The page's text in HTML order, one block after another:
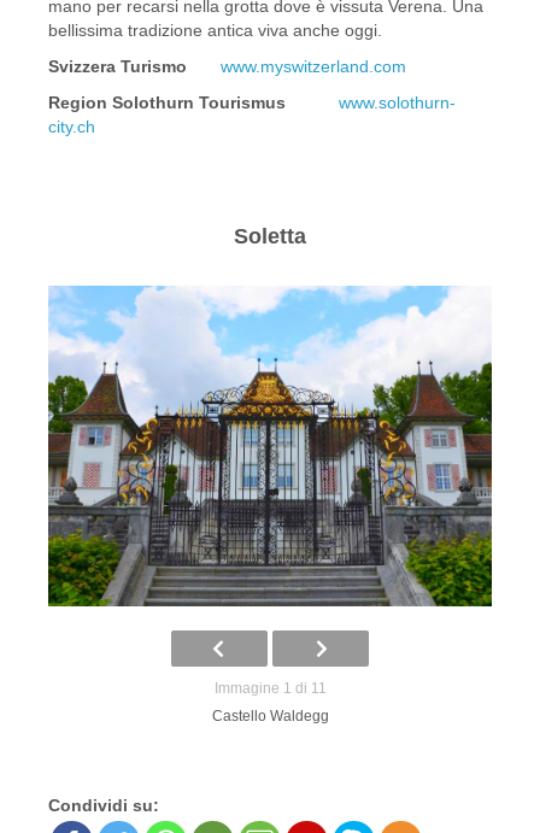
mano per recarsi nella grotta dove è vissuta Verena. Una
bellissima tradizione antica viva anche oggi.
Svizzera Turismo www.myswitzerland.com
Region Solothurn Tourismus www.solothurn-
city.ch
Soletta
Immagine 1 di 11
Castello Waldegg
Condividi su: